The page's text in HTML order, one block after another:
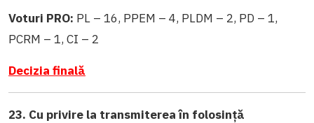
Voturi PRO: PL – 16, PPEM – 4, PLDM – 2, PD – 1,
PCRM – 1, CI – 2
Decizia finală
23. Cu privire la transmiterea în folosință